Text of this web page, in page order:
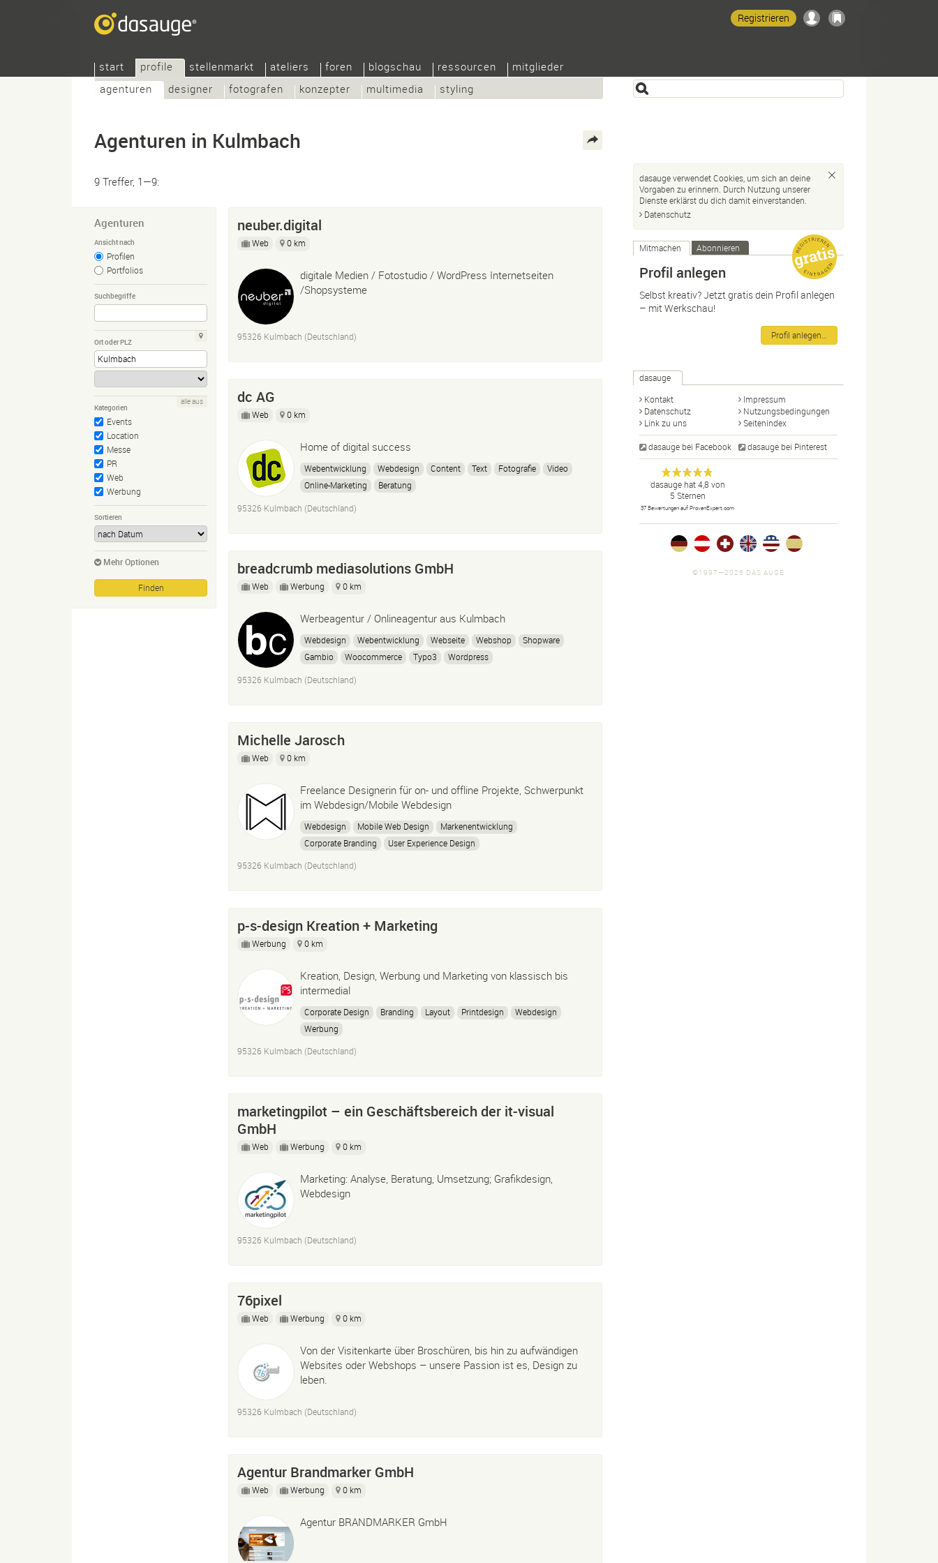
start
profile
agenturen
designer fotografen konzepter multimedia styling
stellenmarkt ateliers foren blogschau ressourcen mitglieder
Registrieren
Agenturen in Kulmbach
9 Treffer, 1—9:
Agenturen
Ansicht nach
Profilen
Portfolios
Suchbegriffe
Ort oder PLZ
Kategorien
Events
Location
Messe
PR
Web
Werbung
alle aus
Sortieren
Mehr Optionen
neuber.digital
Web 0 km
digitale Medien / Fotostudio / WordPress Internetseiten
/Shopsysteme
95326 Kulmbach (Deutschland)
dc AG
Web 0 km
Home of digital success
Webentwicklung Webdesign Content Text Fotografie
Video
Online-Marketing
Beratung
95326 Kulmbach (Deutschland)
breadcrumb mediasolutions GmbH
Web Werbung 0 km
Werbeagentur / Onlineagentur aus Kulmbach
Webdesign Webentwicklung Webseite Webshop
Shopware
Gambio
Woocommerce Typo3 Wordpress
95326 Kulmbach (Deutschland)
Michelle Jarosch
Web 0 km
Freelance Designerin für on- und offline Projekte, Schwerpunkt
im Webdesign/Mobile Webdesign
Webdesign Mobile Web Design
Markenentwicklung
Corporate Branding
User Experience Design
Visuelle Präsentationsaufbereitung
95326 Kulmbach (Deutschland)
p-s-design Kreation + Marketing
Werbung 0 km
Kreation, Design, Werbung und Marketing von klassisch bis
intermedial
Corporate Design Branding Layout Printdesign
Webdesign
Werbung
95326 Kulmbach (Deutschland)
marketingpilot – ein Geschäftsbereich der it-visual
GmbH
Web Werbung 0 km
Marketing: Analyse, Beratung, Umsetzung; Grafikdesign,
Webdesign
95326 Kulmbach (Deutschland)
76pixel
Web Werbung 0 km
Von der Visitenkarte über Broschüren, bis hin zu aufwändigen
Websites oder Webshops – unsere Passion ist es, Design zu
leben.
95326 Kulmbach (Deutschland)
Agentur Brandmarker GmbH
Web Werbung 0 km
Agentur BRANDMARKER GmbH
dasauge verwendet Cookies, um sich an deine
Vorgaben zu erinnern. Durch Nutzung unserer
Dienste erklärst du dich damit einverstanden.
Datenschutz
Mitmachen Abonnieren
Profil anlegen
Selbst kreativ? Jetzt gratis dein Profil anlegen
– mit Werkschau!
Profil anlegen…
dasauge
Kontakt
Impressum
Datenschutz
Nutzungsbedingungen
Link zu uns
Seitenindex
dasauge bei Facebook dasauge bei Pinterest
dasauge
Designer,
Fotografen,
Agenturen,
Portfolios
und Jobs.
Anonym
dasaugehat4,8 von
5 Sternen
37 Bewertungen auf ProvenExpert.com
©1997—2026 DAS AUGE